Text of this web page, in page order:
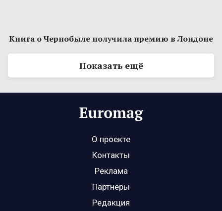
Книга о Чернобыле получила премию в Лондоне
Показать ещё
О проекте
Контакты
Реклама
Партнеры
Редакция